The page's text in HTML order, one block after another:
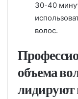
30-40
волос.
объема
лидируют